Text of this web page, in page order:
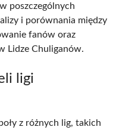
poszczególnych
i porównania między
fanów oraz
Lidze Chuliganów.
ligi
z różnych lig, takich